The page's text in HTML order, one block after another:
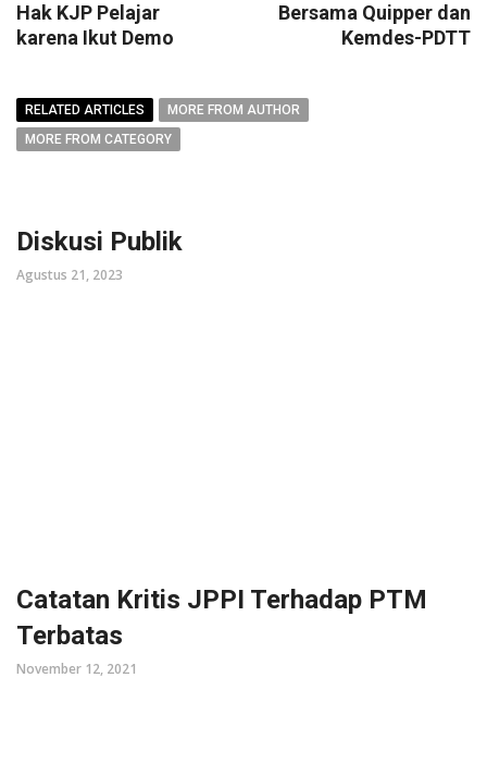
Hak KJP Pelajar
karena Ikut Demo
Bersama Quipper dan
Kemdes-PDTT
RELATED ARTICLES
MORE FROM AUTHOR
MORE FROM CATEGORY
Diskusi Publik
Agustus 21, 2023
Catatan Kritis JPPI Terhadap PTM
Terbatas
November 12, 2021